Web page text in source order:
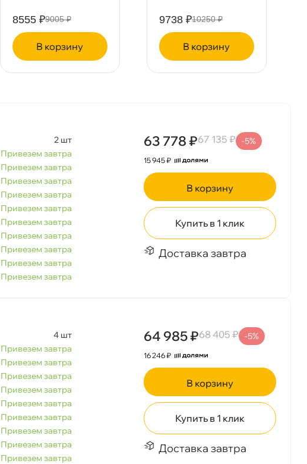
8555 ₽9005 ₽
корзину
9738 ₽10250 ₽
корзину
2 шт
Привезем завтра
Привезем завтра
Привезем завтра
Привезем завтра
Привезем завтра
Привезем завтра
Привезем завтра
Привезем завтра
Привезем завтра
Привезем завтра
63 778 ₽67 135 ₽ -5%
15 945 ₽
корзину
Купить в 1 клик
Доставка завтра
4 шт
Привезем завтра
Привезем завтра
Привезем завтра
Привезем завтра
Привезем завтра
Привезем завтра
Привезем завтра
Привезем завтра
Привезем завтра
64 985 ₽68 405 ₽ -5%
16 246 ₽
корзину
Купить в 1 клик
Доставка завтра